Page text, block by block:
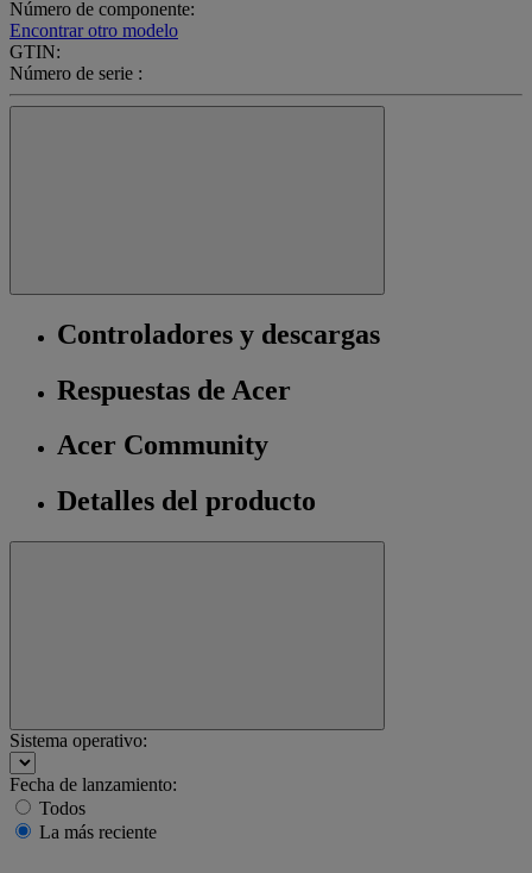
Número de componente:
Encontrar otro modelo
GTIN:
Número de serie :
Controladores y descargas
Respuestas de Acer
Acer Community
Detalles del producto
Sistema operativo:
Fecha de lanzamiento:
Todos
La más reciente